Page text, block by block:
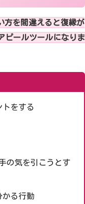
方を間違えると復縁が
ピールツールになりま
トをする
の気を引こうとす
かる行動